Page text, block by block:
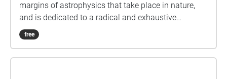
margins of astrophysics that take place in nature,
and is dedicated to a radical and exhaustive
contemplation of the universe.
free